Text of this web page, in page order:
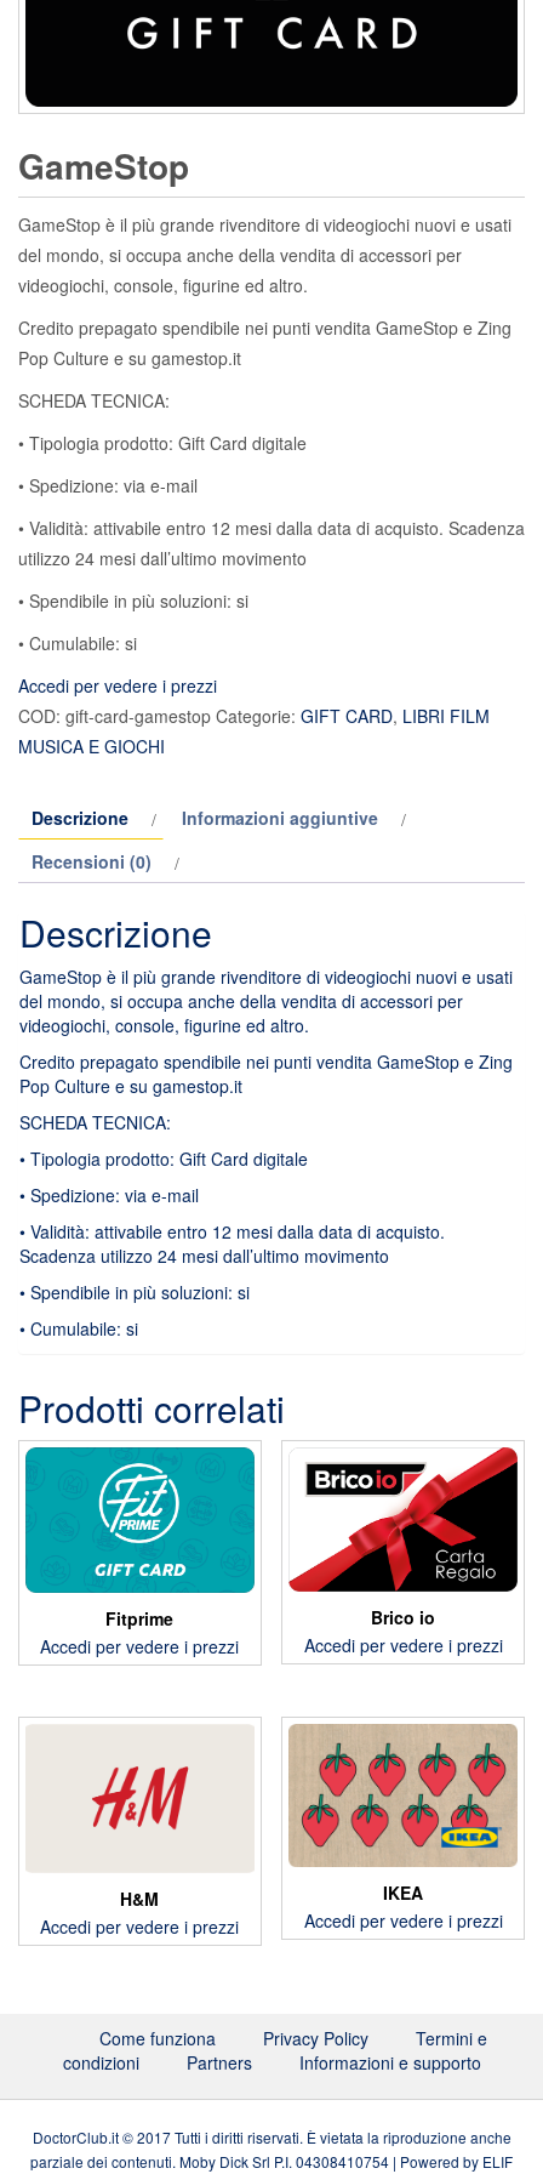
GameStop
GameStop è il più grande rivenditore di videogiochi nuovi e usati
del mondo, si occupa anche della vendita di accessori per
videogiochi, console, figurine ed altro.
Credito prepagato spendibile nei punti vendita GameStop e Zing
Pop Culture e su gamestop.it
SCHEDA TECNICA:
• Tipologia prodotto: Gift Card digitale
• Spedizione: via e-mail
• Validità: attivabile entro 12 mesi dalla data di acquisto. Scadenza
utilizzo 24 mesi dall’ultimo movimento
• Spendibile in più soluzioni: si
• Cumulabile: si
Accedi per vedere i prezzi
COD: gift-card-gamestop Categorie: GIFT CARD, LIBRI FILM
MUSICA E GIOCHI
Descrizione
Informazioni aggiuntive
Recensioni (0)
Descrizione
GameStop è il più grande rivenditore di videogiochi nuovi e usati
del mondo, si occupa anche della vendita di accessori per
videogiochi, console, figurine ed altro.
Credito prepagato spendibile nei punti vendita GameStop e Zing
Pop Culture e su gamestop.it
SCHEDA TECNICA:
• Tipologia prodotto: Gift Card digitale
• Spedizione: via e-mail
• Validità: attivabile entro 12 mesi dalla data di acquisto.
Scadenza utilizzo 24 mesi dall’ultimo movimento
• Spendibile in più soluzioni: si
• Cumulabile: si
Prodotti correlati
Fitprime
Accedi per vedere i prezzi
Brico io
Accedi per vedere i prezzi
H&M
Accedi per vedere i prezzi
IKEA
Accedi per vedere i prezzi
Come funziona Privacy Policy
Termini e
condizioni
Partners Informazioni e supporto
DoctorClub.it © 2017 Tutti i diritti riservati. È vietata la riproduzione anche
parziale dei contenuti. Moby Dick Srl P.I. 04308410754 | Powered by ELIF